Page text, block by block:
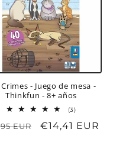
- Juego de mesa -
Thinkfun - 8+ años
(3)3
totales
EUR
Precio
€14,41 EUR